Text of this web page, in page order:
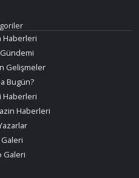
Haberleri
Gelişmeler
Bugün?
Haberleri
Haberleri
Galeri